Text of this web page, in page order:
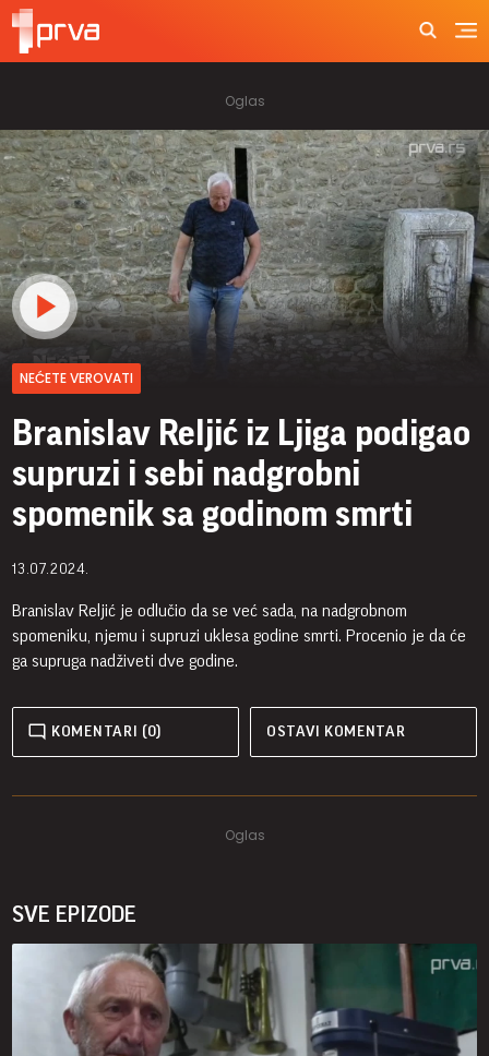
NEĆETE VEROVATI
Branislav Reljić iz Ljiga podigao
supruzi i sebi nadgrobni
spomenik sa godinom smrti
13.07.2024.
Branislav Reljić je odlučio da se već sada, na nadgrobnom
spomeniku, njemu i supruzi uklesa godine smrti. Procenio je da će
ga supruga nadživeti dve godine.
KOMENTARI (0) OSTAVI KOMENTAR
SVE EPIZODE